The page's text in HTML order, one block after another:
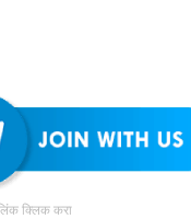
लिंक क्लिक करा